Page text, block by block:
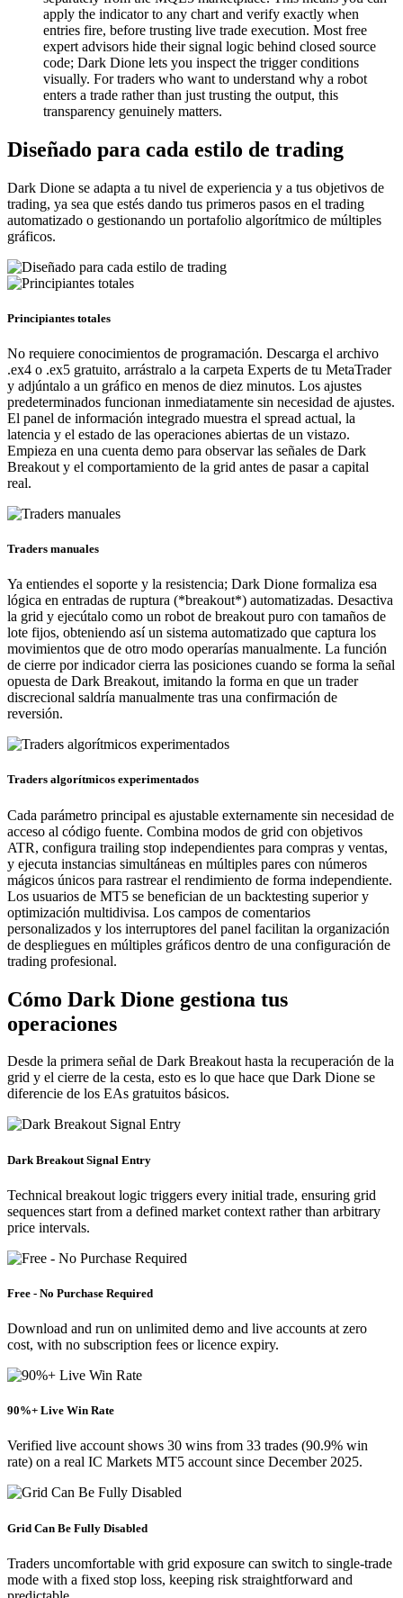
apply the indicator to any chart and verify exactly when
entries fire, before trusting live trade execution. Most free
expert advisors hide their signal logic behind closed source
code; Dark Dione lets you inspect the trigger conditions
visually. For traders who want to understand why a robot
enters a trade rather than just trusting the output, this
transparency genuinely matters.
Diseñado para cada estilo de trading
Dark Dione se adapta a tu nivel de experiencia y a tus objetivos de
trading, ya sea que estés dando tus primeros pasos en el trading
automatizado o gestionando un portafolio algorítmico de múltiples
gráficos.
Principiantes totales
No requiere conocimientos de programación. Descarga el archivo
.ex4 o .ex5 gratuito, arrástralo a la carpeta Experts de tu MetaTrader
y adjúntalo a un gráfico en menos de diez minutos. Los ajustes
predeterminados funcionan inmediatamente sin necesidad de ajustes.
El panel de información integrado muestra el spread actual, la
latencia y el estado de las operaciones abiertas de un vistazo.
Empieza en una cuenta demo para observar las señales de Dark
Breakout y el comportamiento de la grid antes de pasar a capital
real.
Traders manuales
Ya entiendes el soporte y la resistencia; Dark Dione formaliza esa
lógica en entradas de ruptura (*breakout*) automatizadas. Desactiva
la grid y ejecútalo como un robot de breakout puro con tamaños de
lote fijos, obteniendo así un sistema automatizado que captura los
movimientos que de otro modo operarías manualmente. La función
de cierre por indicador cierra las posiciones cuando se forma la señal
opuesta de Dark Breakout, imitando la forma en que un trader
discrecional saldría manualmente tras una confirmación de
reversión.
Traders algorítmicos experimentados
Cada parámetro principal es ajustable externamente sin necesidad de
acceso al código fuente. Combina modos de grid con objetivos
ATR, configura trailing stop independientes para compras y ventas,
y ejecuta instancias simultáneas en múltiples pares con números
mágicos únicos para rastrear el rendimiento de forma independiente.
Los usuarios de MT5 se benefician de un backtesting superior y
optimización multidivisa. Los campos de comentarios
personalizados y los interruptores del panel facilitan la organización
de despliegues en múltiples gráficos dentro de una configuración de
trading profesional.
Cómo Dark Dione gestiona tus
operaciones
Desde la primera señal de Dark Breakout hasta la recuperación de la
grid y el cierre de la cesta, esto es lo que hace que Dark Dione se
diferencie de los EAs gratuitos básicos.
Dark Breakout Signal Entry
Technical breakout logic triggers every initial trade, ensuring grid
sequences start from a defined market context rather than arbitrary
price intervals.
Free - No Purchase Required
Download and run on unlimited demo and live accounts at zero
cost, with no subscription fees or licence expiry.
90%+ Live Win Rate
Verified live account shows 30 wins from 33 trades (90.9% win
rate) on a real IC Markets MT5 account since December 2025.
Grid Can Be Fully Disabled
Traders uncomfortable with grid exposure can switch to single-trade
mode with a fixed stop loss, keeping risk straightforward and